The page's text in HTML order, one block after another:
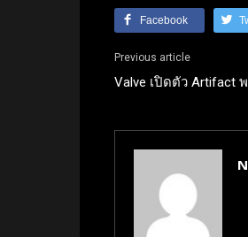
Facebook
Previous article
Valve เปิดตัว Artifact